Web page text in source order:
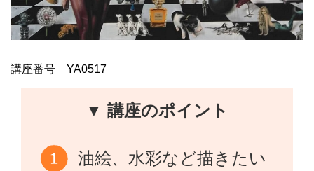
講座番号 YA0517
▼ 講座のポイント
油絵、水彩など描きたい